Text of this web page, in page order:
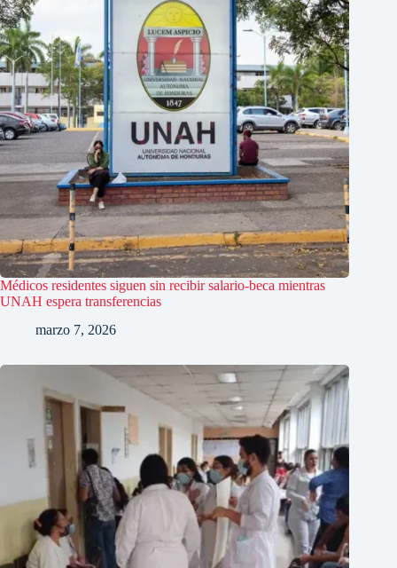
Médicos residentes siguen sin recibir salario-beca mientras
UNAH espera transferencias
marzo 7, 2026